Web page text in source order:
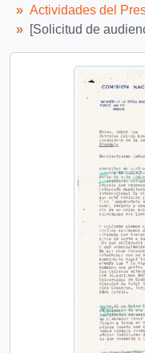
Actividades del
[Solicitud de